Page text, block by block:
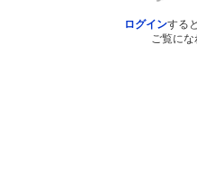
ログインする
ご覧に